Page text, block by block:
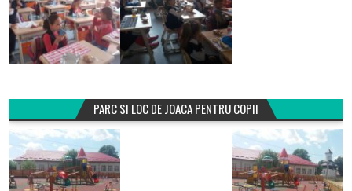
PARC SI LOC DE JOACA PENTRU COPII